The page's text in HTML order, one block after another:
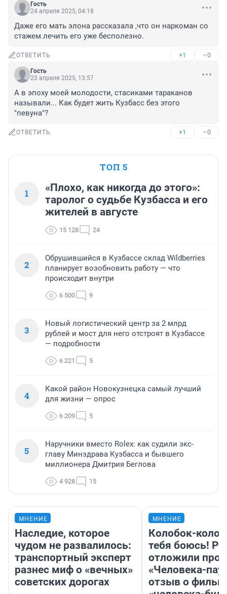
Гость
24 апреля 2025, 04:18
Даже его мать элона рассказала ,что он наркоман со
стажем.лечить его уже бесполезно.
ОТВЕТИТЬ +1 –0
Гость
23 апреля 2025, 13:57
А в эпоху моей молодости, стасиками тараканов
называли... Как будет жить Кузбасс без этого
"певуна"?
ОТВЕТИТЬ +1 –0
ТОП 5
1
«Плохо, как никогда до этого»:
таролог о судьбе Кузбасса и его
жителей в августе
15 128 24
2
Обрушившийся в Кузбассе склад Wildberries
планирует возобновить работу — что
происходит внутри
6 500 9
3
Новый логистический центр за 2 млрд
рублей и мост для него отстроят в Кузбассе
— подробности
6 221 5
4
Какой район Новокузнецка самый лучший
для жизни — опрос
6 209 5
5
Наручники вместо Rolex: как судили экс-
главу Минздрава Кузбасса и бывшего
миллионера Дмитрия Беглова
4 928 15
МНЕНИЕ
Наследие, которое
чудом не развалилось:
транспортный эксперт
разнес миф о «вечных»
советских дорогах
МНЕНИЕ
Колобок-
тебя боюсь!
отложили
«Человека-
отзыв о